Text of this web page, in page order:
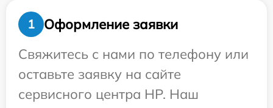
1
Оформление заявки
Свяжитесь с нами по телефону или
оставьте заявку на сайте
сервисного центра HP. Наш